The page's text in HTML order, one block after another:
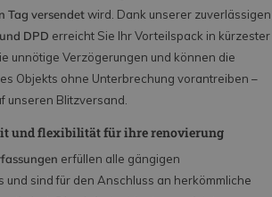
Tag versendetwird. Dank unserer zuverlässigen
DPD erreicht Sie Ihr Vorteilspack in kürzester
unnötige Verzögerungen und können die
Objekts ohne Unterbrechung vorantreiben –
unseren Blitzversand.
und flexibilität für ihre renovierung
erfüllen alle gängigen
und sind für den Anschluss an herkömmliche